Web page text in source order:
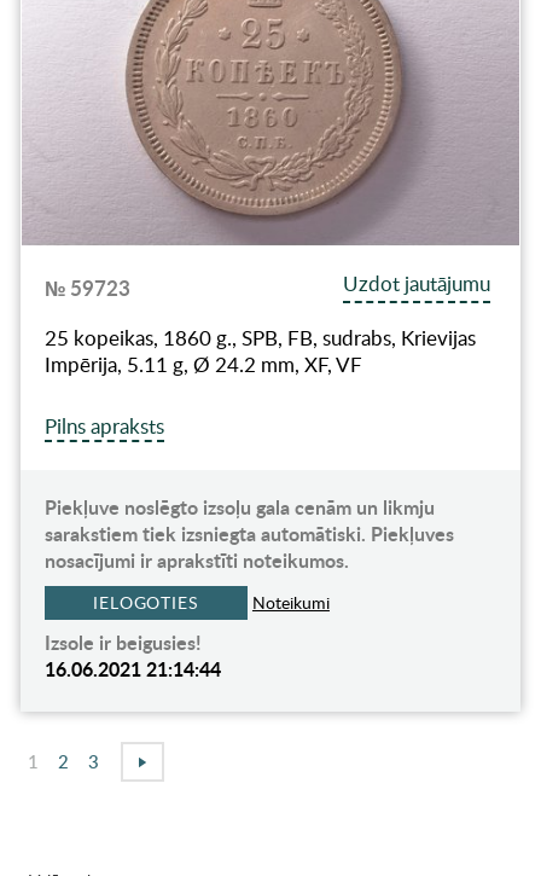
№ 59723
Uzdot jautājumu
25 kopeikas, 1860 g., SPB, FB, sudrabs, Krievijas
Impērija, 5.11 g, Ø 24.2 mm, XF, VF
Pilns apraksts
Piekļuve noslēgto izsoļu gala cenām un likmju
sarakstiem tiek izsniegta automātiski. Piekļuves
nosacījumi ir aprakstīti noteikumos.
IELOGOTIES Noteikumi
Izsole ir beigusies!
16.06.2021 21:14:44
1 2 3